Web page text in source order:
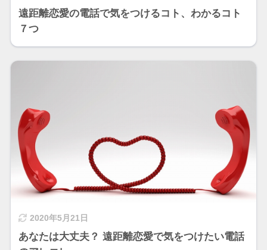
遠距離恋愛の電話で気をつけるコト、わかるコト
７つ
2020年5月21日
あなたは大丈夫？ 遠距離恋愛で気をつけたい電話